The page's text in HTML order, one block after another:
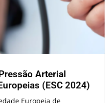
Arterial
(ESC 2024)
Europeia de